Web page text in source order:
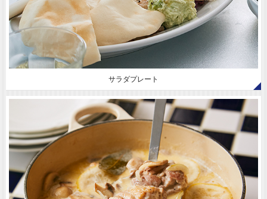
サラダプレート